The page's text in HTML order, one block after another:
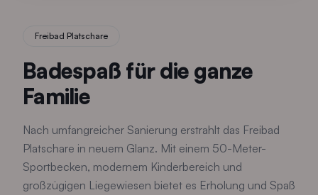
Freibad Platschare
Badespaß für die ganze
Familie
Nach umfangreicher Sanierung erstrahlt das Freibad
Platschare in neuem Glanz. Mit einem 50-Meter-
Sportbecken, modernem Kinderbereich und
großzügigen Liegewiesen bietet es Erholung und Spaß